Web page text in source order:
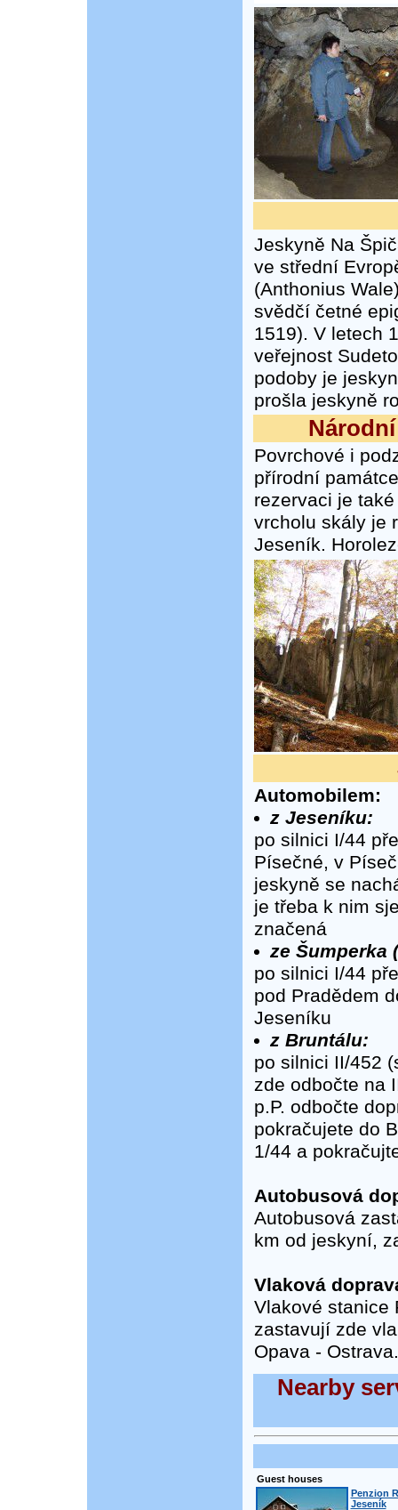
Jeskyně Na
ve střední
(Anthonius
svědčí četné
1519). V letech
veřejnost
podoby je
prošla jeskyně
Povrchové i
přírodní
rezervaci je
vrcholu skály je
Jeseník.
Automobilem:
z Jeseníku:
po silnici I/44
Písečné, v
jeskyně se
je třeba k nim
značená
ze Šumperka
po silnici I/44
pod Pradědem
Jeseníku
z Bruntálu:
po silnici II/452
zde odbočte na
p.P. odbočte
pokračujete do
1/44 a
Autobusová
Autobusová
km od jeskyní,
Vlaková
Vlakové stanice
zastavují zde
Opava - Ostrava.
Nearby
Guest houses
Penzion
Jeseník